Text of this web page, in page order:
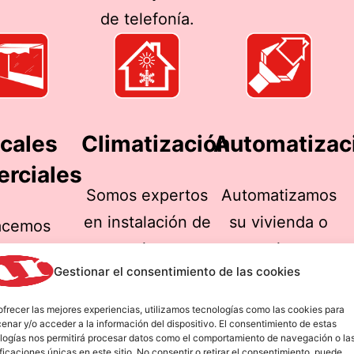
Gestionar el consentimiento de las cookies
las mejores experiencias, utilizamos tecnologías como las cookies para
y/o acceder a la información del dispositivo. El consentimiento de estas
nos permitirá procesar datos como el comportamiento de navegación o
de telefonía.
en en
con
Climatización
Somos expertos
en instalación de
aire
acondicionado y
calefacción de
bajo consumo,
Automatizamos
su vivienda o
negocio para
ganar en
comodidad,
seguridad y